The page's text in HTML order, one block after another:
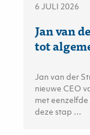
6 JULI 2026
Jan van
tot
Jan van der
nieuwe CEO
met
deze stap …